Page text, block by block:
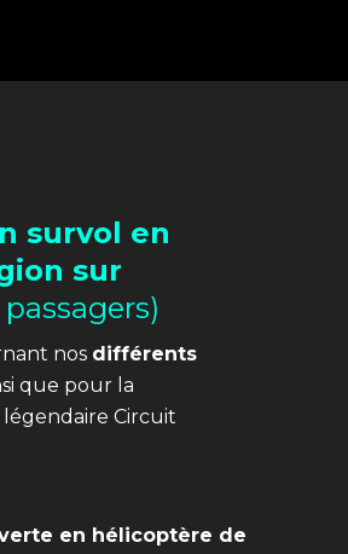
survol en
sur
nos différents
que pour la
Circuit
en hélicoptère de